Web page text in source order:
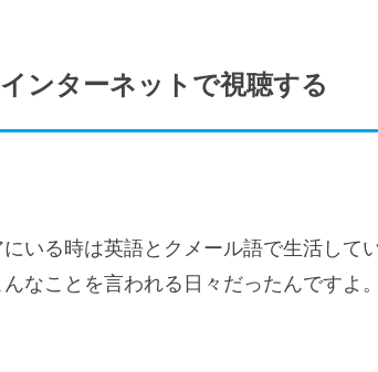
ンターネットで視聴する
いる時は英語とクメール語で生活して
なことを言われる日々だったんですよ。